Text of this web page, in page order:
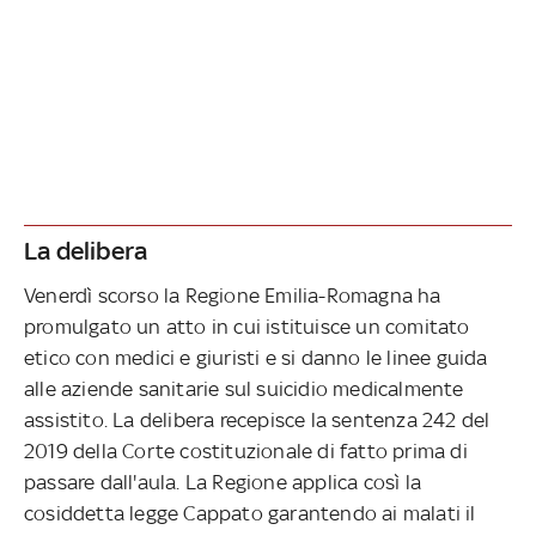
La delibera
Venerdì scorso la Regione Emilia-Romagna ha
promulgato un atto in cui istituisce un comitato
etico con medici e giuristi e si danno le linee guida
alle aziende sanitarie sul suicidio medicalmente
assistito. La delibera recepisce la sentenza 242 del
2019 della Corte costituzionale di fatto prima di
passare dall'aula. La Regione applica così la
cosiddetta legge Cappato garantendo ai malati il